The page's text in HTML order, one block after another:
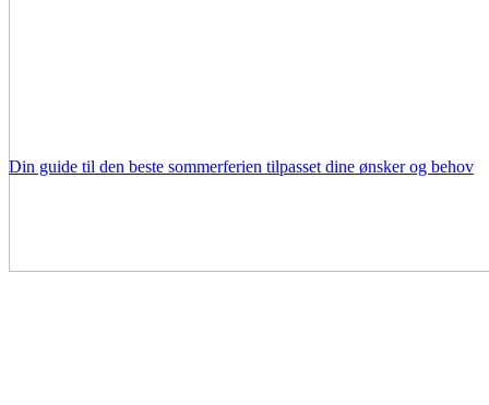
Din guide til den beste sommerferien tilpasset dine ønsker og behov